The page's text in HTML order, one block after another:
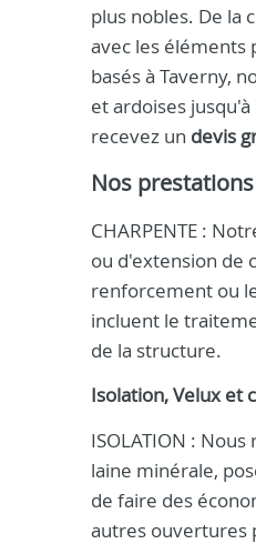
plus nobles. De la
avec les éléments
basés à Taverny,
et ardoises
recevez un devis
Nos
CHARPENTE :
ou d'extension de
renforcement ou
incluent le
de la structure.
Isolation, Velux et
ISOLATION :
laine minérale,
de faire des
autres ouvertures